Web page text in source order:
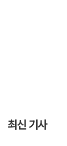
최신 기사